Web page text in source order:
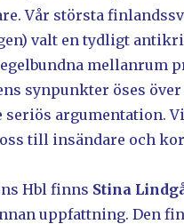
Vår största
valt en tydligt
mellanrum
synpunkter öses
seriös argumentation.
till insändare och
Hbl finns Stina
uppfattning. Den